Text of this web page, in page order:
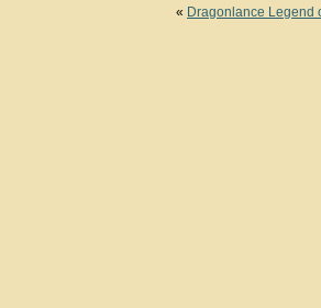
« Dragonlance Legend